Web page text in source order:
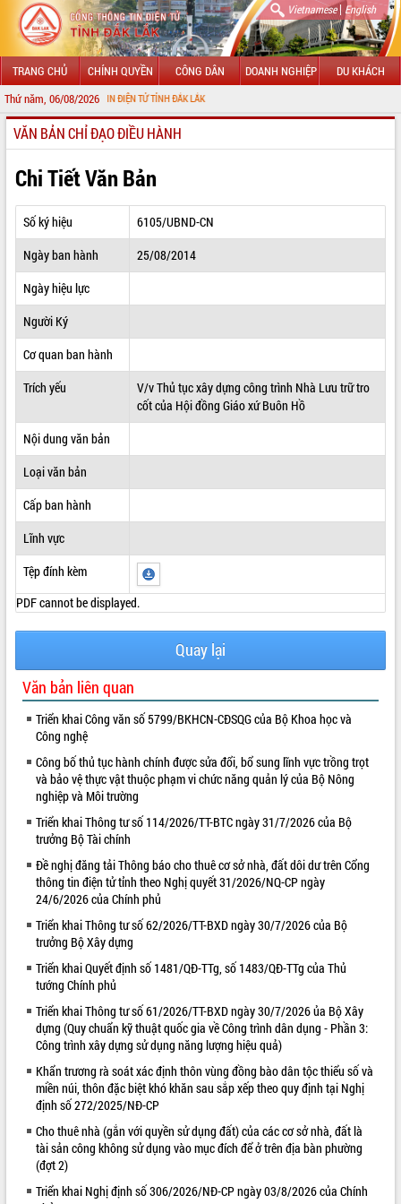
Vietnamese| English
TRANG CHỦ CHÍNH QUYỀN CÔNG DÂN DOANH NGHIỆP DU KHÁCH
Thứ năm, 06/08/2026
THÔNG TIN ĐIỆN TỬ TỈNH ĐẮK LẮK
GIỚI THIỆU
LÃNH ĐẠO UBND TỈNH
TIN TỨC SỰ KIỆN
SỞ, BAN, NGÀNH
THÔNG TIN CHỈ ĐẠO ĐIỀU HÀNH
HỆ THỐNG VĂN BẢN
VĂN BẢN HĐND TỈNH
ĐIỂM TIN VĂN BẢN
VIDEO
Lễ truy tặng danh hiệu “Bà Mẹ Việt
Nam Anh hùng” và trao Huân chương
Lao động
UBND tỉnh Đắk Lắk triển khai nhiệm
vụ 6 tháng cuối năm 2026
Kỳ họp thứ Hai, Hội đồng nhân dân
tỉnh khóa XI quyết nghị nhiều nội dung
quan trọng
Bí thư Tỉnh ủy Lương Nguyễn Minh
cách mạng
ALBUM ẢNH
VĂN BẢN CHỈ ĐẠO ĐIỀU HÀNH
Chi Tiết Văn Bản
Số ký hiệu
6105/UBND-CN
Ngày ban hành
25/08/2014
Ngày hiệu lực
Người Ký
Cơ quan ban hành
Trích yếu
V/v Thủ tục xây dựng công trình Nhà Lưu trữ tro
cốt của Hội đồng Giáo xứ Buôn Hồ
Nội dung văn bản
Loại văn bản
Cấp ban hành
Lĩnh vực
Tệp đính kèm
PDF cannot be displayed.
Quay lại
Văn bản liên quan
Triển khai Công văn số 5799/BKHCN-CĐSQG của Bộ Khoa học và
Công nghệ
Công bố thủ tục hành chính được sửa đổi, bổ sung lĩnh vực trồng trọt
và bảo vệ thực vật thuộc phạm vi chức năng quản lý của Bộ Nông
nghiệp và Môi trường
Triển khai Thông tư số 114/2026/TT-BTC ngày 31/7/2026 của Bộ
trưởng Bộ Tài chính
Đề nghị đăng tải Thông báo cho thuê cơ sở nhà, đất dôi dư trên Cổng
thông tin điện tử tỉnh theo Nghị quyết 31/2026/NQ-CP ngày
24/6/2026 của Chính phủ
Triển khai Thông tư số 62/2026/TT-BXD ngày 30/7/2026 của Bộ
trưởng Bộ Xây dựng
Triển khai Quyết định số 1481/QĐ-TTg, số 1483/QĐ-TTg của Thủ
tướng Chính phủ
Triển khai Thông tư số 61/2026/TT-BXD ngày 30/7/2026 ủa Bộ Xây
dựng (Quy chuẩn kỹ thuật quốc gia về Công trình dân dụng - Phần 3:
Công trình xây dựng sử dụng năng lượng hiệu quả)
Khẩn trương rà soát xác định thôn vùng đồng bào dân tộc thiểu số và
miền núi, thôn đặc biệt khó khăn sau sắp xếp theo quy định tại Nghị
định số 272/2025/NĐ-CP
Cho thuê nhà (gắn với quyền sử dụng đất) của các cơ sở nhà, đất là
tài sản công không sử dụng vào mục đích để ở trên địa bàn phường
(đợt 2)
Triển khai Nghị định số 306/2026/NĐ-CP ngày 03/8/2026 của Chính